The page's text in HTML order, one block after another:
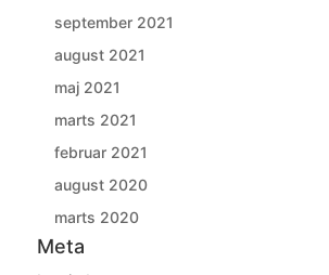
september 2021
august 2021
maj 2021
marts 2021
februar 2021
august 2020
marts 2020
Meta